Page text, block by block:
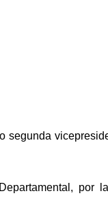
segunda
por